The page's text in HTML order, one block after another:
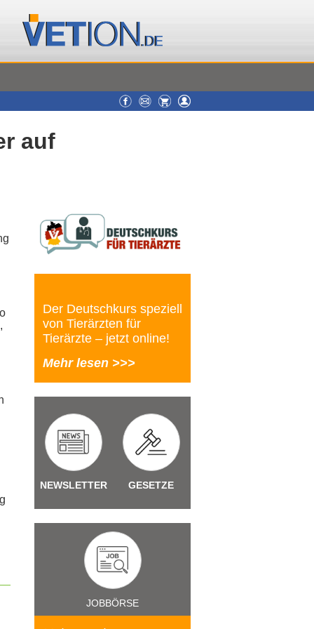
auf
Der Deutschkurs speziell
von Tierärzten für
Tierärzte – jetzt online!
Mehr lesen >>>
NEWSLETTER GESETZE
JOBBÖRSE